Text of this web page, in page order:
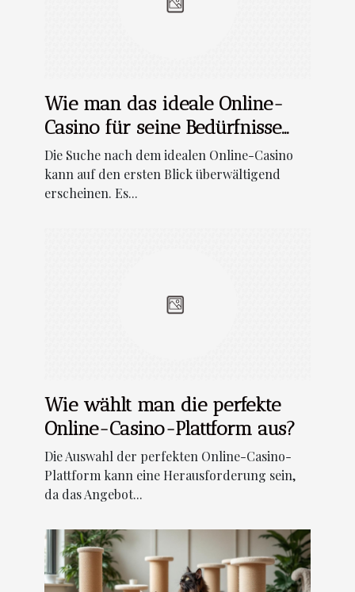
Wie man das ideale Online-
Casino für seine Bedürfnisse
findet
Die Suche nach dem idealen Online-Casino
kann auf den ersten Blick überwältigend
erscheinen. Es...
Wie wählt man die perfekte
Online-Casino-Plattform aus?
Die Auswahl der perfekten Online-Casino-
Plattform kann eine Herausforderung sein,
da das Angebot...